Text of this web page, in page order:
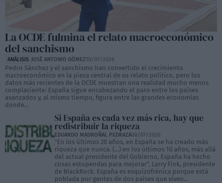
La OCDE fulmina el relato macroeconómico
del sanchismo
ANÁLISIS JOSÉ ANTONIO GÓMEZ10/07/2026
Pedro Sánchez y el sanchismo han convertido el crecimiento
macroeconómico en la pieza central de su relato político, pero los
datos más recientes de la OCDE muestran una realidad mucho menos
complaciente: España sigue encabezando el paro entre los países
avanzados y, al mismo tiempo, figura entre las grandes economías
donde...
Si España es cada vez más rica, hay que
redistribuir la riqueza
EDUARDO MADROÑAL PEDRAZA08/07/2026
"En los últimos 20 años, en España se ha creado más
riqueza que nunca. (...) en los últimos 10 años, más allá
del actual presidente del Gobierno, España ha hecho
cosas estupendas para mejorar". Larry Fink, presidente
de BlackRock. España es esquizofrénica porque está
poblada por gentes de dos países que viven...